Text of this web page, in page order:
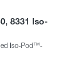
8331 Iso-
Iso-Pod™-